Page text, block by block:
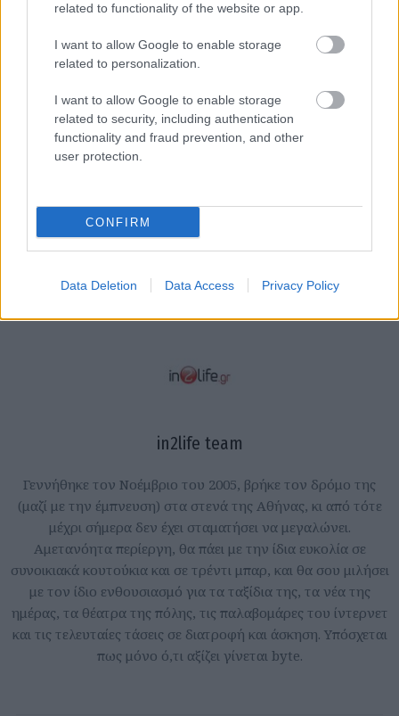
related to functionality of the website or app.
I want to allow Google to enable storage
related to personalization.
I want to allow Google to enable storage
related to security, including authentication
functionality and fraud prevention, and other
user protection.
CONFIRM
Data Deletion Data Access Privacy Policy
in2life team
Γεννήθηκε τον Νοέμβριο του 2005, βρήκε τον δρόμο της
(μαζί με την έμπνευση) στα στενά της Αθήνας, κι από τότε
μέχρι σήμερα δεν έχει σταματήσει να μεγαλώνει.
Αμετανόητα περίεργη, θα πάει με την ίδια ευκολία σε
συνοικιακά κουτούκια και σε τρέντι μπαρ, και θα σου μιλήσει
με τον ίδιο ενθουσιασμό για τα ταξίδια της, τα νέα της
ημέρας, τα θέατρα της πόλης, τις παλαβομάρες του ίντερνετ
και τις τελευταίες τάσεις σε διατροφή και άσκηση. Υπόσχεται
πως μόνο ό,τι αξίζει γίνεται byte.